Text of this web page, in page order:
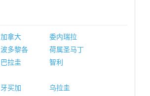
加拿大
委内瑞拉
波多黎各
荷属圣马丁
巴拉圭
智利
牙买加
乌拉圭